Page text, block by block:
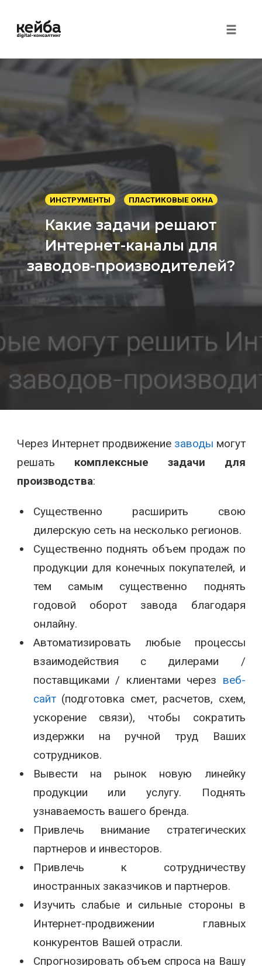
Перейти
контенту
ИНСТРУМЕНТЫ ПЛАСТИКОВЫЕ ОКНА
Какие задачи решают
Интернет-каналы для
заводов-производителей?
Через Интернет продвижение заводы могут
решать комплексные задачи для
производства:
Существенно расширить свою
дилерскую сеть на несколько регионов.
Существенно поднять объем продаж по
продукции для конечных покупателей, и
тем самым существенно поднять
годовой оборот завода благодаря
онлайну.
Автоматизировать любые процессы
взаимодействия с дилерами /
поставщиками / клиентами через веб-
сайт(подготовка смет, расчетов, схем,
ускорение связи), чтобы сократить
издержки на ручной труд Ваших
сотрудников.
Вывести на рынок новую линейку
продукции или услугу. Поднять
узнаваемость вашего бренда.
Привлечь внимание стратегических
партнеров и инвесторов.
Привлечь к сотрудничеству
иностранных заказчиков и партнеров.
Изучить слабые и сильные стороны в
Интернет-продвижении главных
конкурентов Вашей отрасли.
Спрогнозировать объем спроса на Вашу